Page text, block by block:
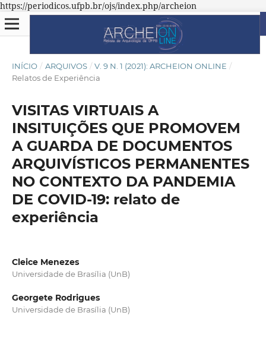
https://periodicos.ufpb.br/ojs/index.php/archeion
INÍCIO / ARQUIVOS / V. 9 N. 1 (2021): ARCHEION ONLINE /
Relatos de Experiência
VISITAS VIRTUAIS A
INSITUIÇÕES QUE PROMOVEM
A GUARDA DE DOCUMENTOS
ARQUIVÍSTICOS PERMANENTES
NO CONTEXTO DA PANDEMIA
DE COVID-19: relato de
experiência
Cleice Menezes
Universidade de Brasília (UnB)
Georgete Rodrigues
Universidade de Brasília (UnB)